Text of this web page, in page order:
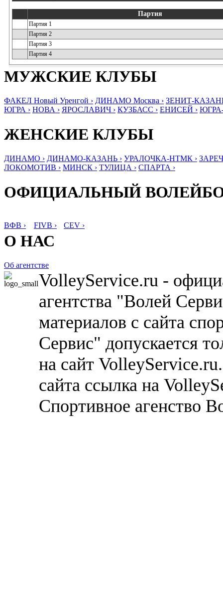
Партия
Партия 1
Партия 2
Партия 3
Партия 4
МУЖСКИЕ КЛУБЫ
ФАКЕЛ Новый Уренгой › ДИНАМО Москва › ЗЕНИТ-
ЮГРА › НОВА › ЯРОСЛАВИЧ › КУЗБАСС › ЕНИСЕЙ ›
ЖЕНСКИЕ КЛУБЫ
ДИНАМО › ДИНАМО-КАЗАНЬ › УРАЛОЧКА-НТМК ›
ЛОКОМОТИВ › МИНСК › ТУЛИЦА › СПАРТА ›
ОФИЦИАЛЬНЫЙ
ВФВ › FIVB › CEV ›
О НАС
Об агентстве
VolleyService.ru -
агентства "Волей
материалов с сайта
Сервис" допускается
на сайт
сайта ссылка на
Спортивное агенство